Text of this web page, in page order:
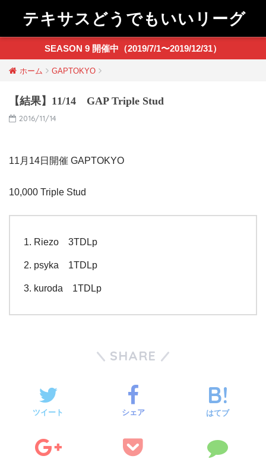
テキサスどうでもいいリーグ
SEASON 9 開催中（2019/7/1〜2019/12/31）
ホーム GAPTOKYO
【結果】11/14 GAP Triple Stud
2016/11/14
11月14日開催 GAPTOKYO
10,000 Triple Stud
Riezo 3TDLp
psyka 1TDLp
kuroda 1TDLp
SHARE
ツイート シェア はてブ